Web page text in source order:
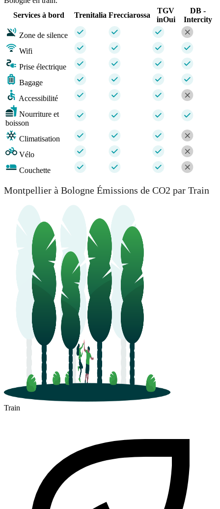
Services à bord
Trenitalia Frecciarossa
TGV
inOui
DB -
Intercity
Zone de silence
Wifi
Prise électrique
Bagage
Accessibilité
Nourriture et
boisson
Climatisation
Vélo
Couchette
Montpellier à Bologne Émissions de CO2 par Train
Train